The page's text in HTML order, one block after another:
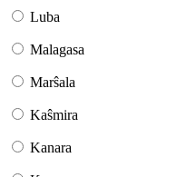
Luba
Malagasa
Marŝala
Kaŝmira
Kanara